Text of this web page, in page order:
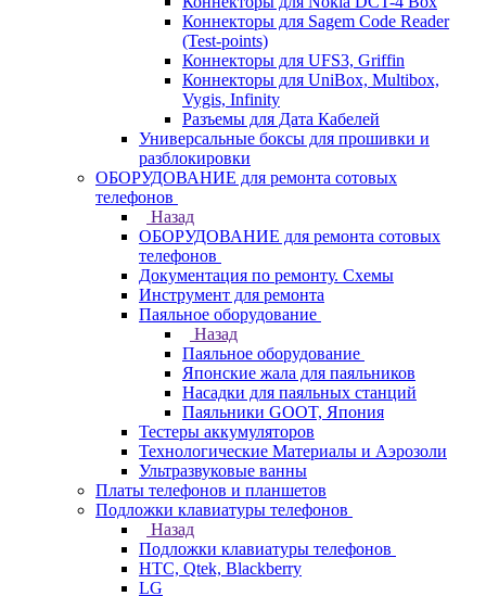
Коннекторы для Sagem Code Reader
(Test-points)
Коннекторы для UFS3, Griffin
Коннекторы для UniBox, Multibox,
Vygis, Infinity
Разъемы для Дата Кабелей
Универсальные боксы для прошивки и
разблокировки
ОБОРУДОВАНИЕ для ремонта сотовых
телефонов
Назад
ОБОРУДОВАНИЕ для ремонта сотовых
телефонов
Документация по ремонту. Схемы
Инструмент для ремонта
Паяльное оборудование
Назад
Паяльное оборудование
Японские жала для паяльников
Насадки для паяльных станций
Паяльники GOOT, Япония
Тестеры аккумуляторов
Технологические Материалы и Аэрозоли
Ультразвуковые ванны
Платы телефонов и планшетов
Подложки клавиатуры телефонов
Назад
Подложки клавиатуры телефонов
HTC, Qtek, Blackberry
LG